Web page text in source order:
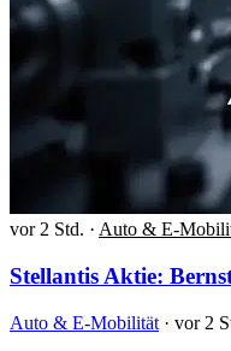
vor 2 Std. · Auto & E-
Stellantis Aktie:
Auto & E-Mobilität · vor 2